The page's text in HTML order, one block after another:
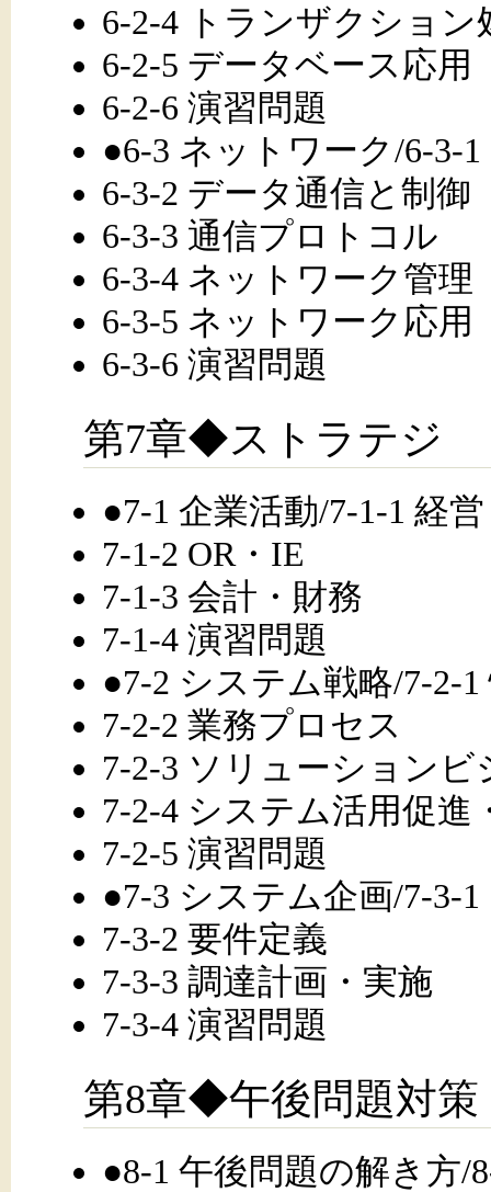
6-2-4 トランザクション
6-2-5 データベース応用
6-2-6 演習問題
●6-3 ネットワーク/6-3-
6-3-2 データ通信と制御
6-3-3 通信プロトコル
6-3-4 ネットワーク管理
6-3-5 ネットワーク応用
6-3-6 演習問題
第7章◆ストラテジ
●7-1 企業活動/7-1-1 経
7-1-2 OR・IE
7-1-3 会計・財務
7-1-4 演習問題
●7-2 システム戦略/7-2-
7-2-2 業務プロセス
7-2-3 ソリューションビ
7-2-4 システム活用促進
7-2-5 演習問題
●7-3 システム企画/7-3-
7-3-2 要件定義
7-3-3 調達計画・実施
7-3-4 演習問題
第8章◆午後問題対策
●8-1 午後問題の解き方/